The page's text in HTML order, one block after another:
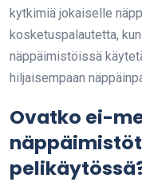
kytkimiä jokaiselle
kosketuspalautetta,
näppäimistöissä
hiljaisempaan
Ovatko ei-